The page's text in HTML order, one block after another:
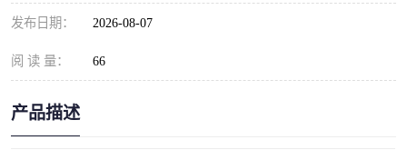
发布日期： 2026-08-07
阅 读 量： 66
产品描述